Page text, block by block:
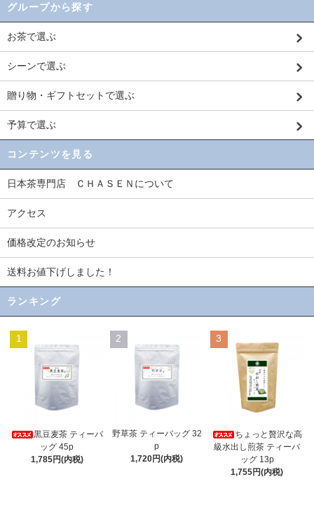
グループから探す
お茶で選ぶ
シーンで選ぶ
贈り物・ギフトセットで選ぶ
予算で選ぶ
コンテンツを見る
日本茶専門店 ＣＨＡＳＥＮについて
アクセス
価格改定のお知らせ
送料お値下げしました！
ランキング
1
黒豆麦茶 ティーバ
ッグ 45p
1,785円(内税)
2
野草茶 ティーバッグ 32
p
1,720円(内税)
3
ちょっと贅沢な高
級水出し煎茶 ティーバ
ッグ 13p
1,755円(内税)